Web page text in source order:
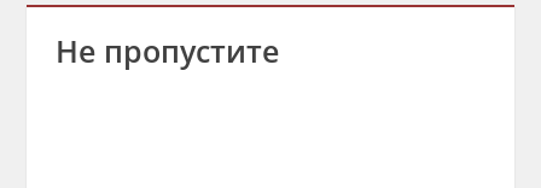
Не пропустите